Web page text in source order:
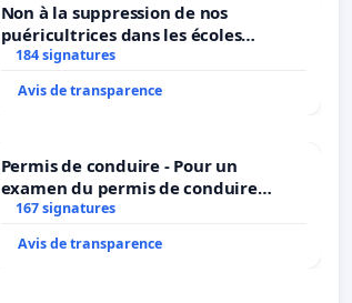
Non à la suppression de nos
puéricultrices dans les écoles
communale de Flémalle !
184 signatures
Avis de transparence
Permis de conduire - Pour un
examen du permis de conduire
accessible dans plusieurs langues à
Bruxelles
167 signatures
Avis de transparence